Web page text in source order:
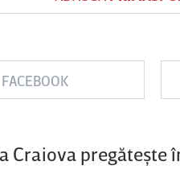
FACEBOOK
Craiova pregăteşte
Sepsi OSK Sf